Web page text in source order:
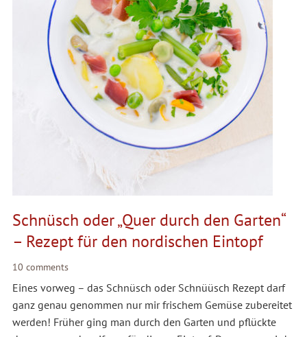
Schnüsch oder „Quer durch den Garten“
– Rezept für den nordischen Eintopf
10 comments
Eines vorweg – das Schnüsch oder Schnüüsch Rezept darf
ganz genau genommen nur mir frischem Gemüse zubereitet
werden! Früher ging man durch den Garten und pflückte